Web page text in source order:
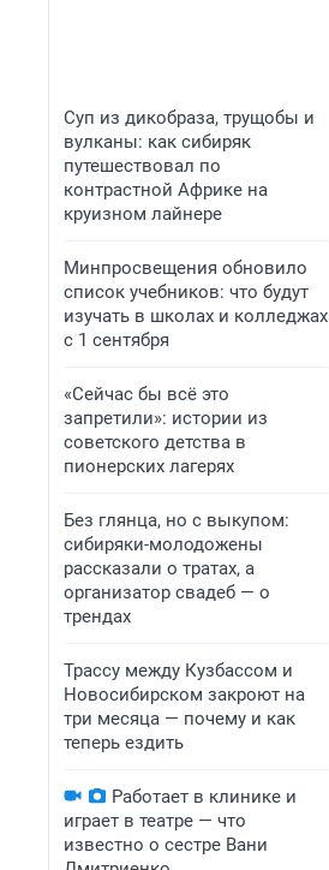
Суп из дикобраза, трущобы и
вулканы: как сибиряк
путешествовал по
контрастной Африке на
круизном лайнере
Минпросвещения обновило
список учебников: что будут
изучать в школах и колледжах
с 1 сентября
«Сейчас бы всё это
запретили»: истории из
советского детства в
пионерских лагерях
Без глянца, но с выкупом:
сибиряки-молодожены
рассказали о тратах, а
организатор свадеб — о
трендах
Трассу между Кузбассом и
Новосибирском закроют на
три месяца — почему и как
теперь ездить
Работает в клинике и
играет в театре — что
известно о сестре Вани